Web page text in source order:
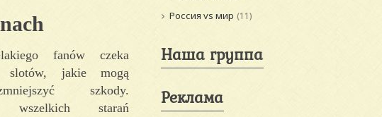
fanów czeka
slotów, jakie mogą
szkody.
wszelkich starań
Россия vs мир (11)
Наша группа
Реклама